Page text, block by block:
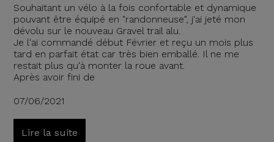
Souhaitant un vélo à la fois confortable et dynamique
pouvant être équipé en "randonneuse", j'ai jeté mon
dévolu sur le nouveau Gravel trail alu.
Je l'ai commandé début Février et reçu un mois plus
tard en parfait état car très bien emballé. Il ne me
restait plus qu'à monter la roue avant.
Après avoir fini de
07/06/2021
Lire la suite